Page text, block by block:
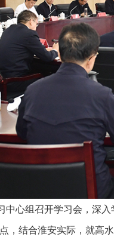
中心组召开学习会，深
，结合淮安实际，就高